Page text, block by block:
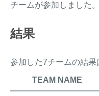
チームが参加しました。
結果
参加した7チームの結果
TEAM NAME